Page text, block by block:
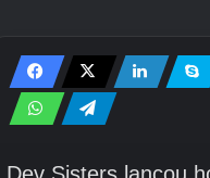
Matriz de
(Setor 02)
Existem três Mini